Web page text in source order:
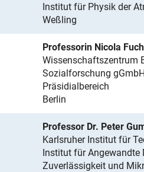
Institut für Physik der
Weßling
Professorin Nicola
Wissenschaftszentrum
Sozialforschung
Präsidialbereich
Berlin
Professor Dr. Peter
Karlsruher Institut für
Institut für Angewandte
Zuverlässigkeit und